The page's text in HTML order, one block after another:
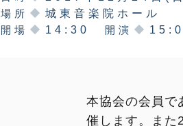
場所
城東音楽院ホール
開場
14:30 開演
本協会の会員で
催します。ま